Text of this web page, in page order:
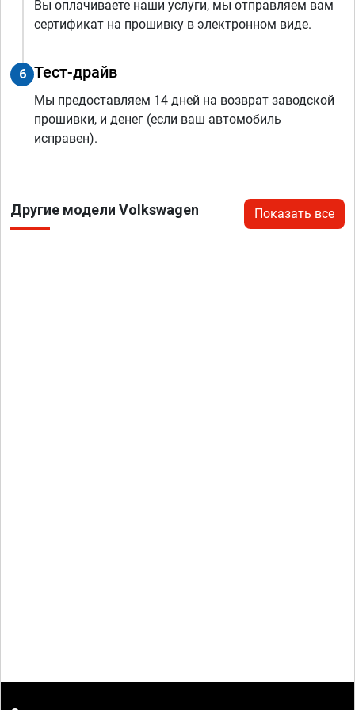
Вы оплачиваете наши услуги, мы отправляем вам
сертификат на прошивку в электронном виде.
6 Тест-драйв
Мы предоставляем 14 дней на возврат заводской
прошивки, и денег (если ваш автомобиль
исправен).
Другие модели Volkswagen Показать все